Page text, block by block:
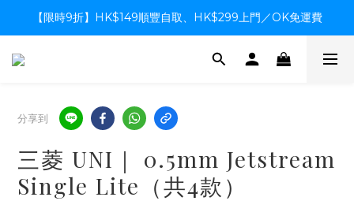
【限時9折】HK$149順豐自取、HK$299上門／OK免運費
【限時9折】HK$149順豐自取、HK$299上門／OK免運費
支付系統升級中，暫停信用卡支付至8月中，造成不便感謝諒解
分享到
三菱 UNI｜ 0.5mm Jetstream
Single Lite（共4款）